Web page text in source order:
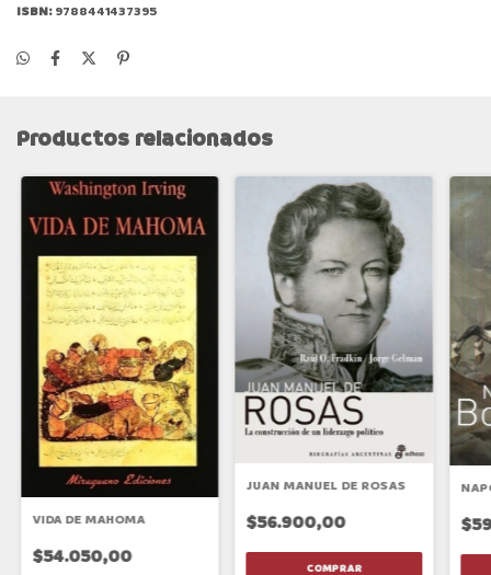
ISBN:9788441437395
Productos relacionados
VIDA DE MAHOMA
$54.050,00
JUAN MANUEL DE ROSAS
$56.900,00